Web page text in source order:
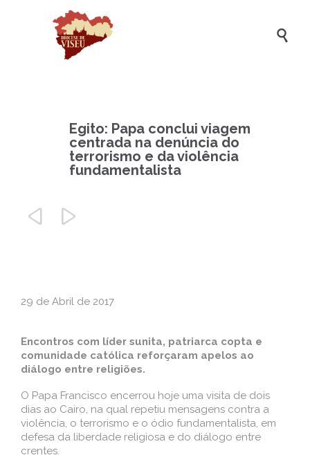

Egito: Papa conclui viagem
centrada na denúncia do
terrorismo e da violência
fundamentalista
 
29 de Abril de 2017
Encontros com líder sunita, patriarca copta e
comunidade católica reforçaram apelos ao
diálogo entre religiões.
O Papa Francisco encerrou hoje uma visita de dois
dias ao Cairo, na qual repetiu mensagens contra a
violência, o terrorismo e o ódio fundamentalista, em
defesa da liberdade religiosa e do diálogo entre
crentes.